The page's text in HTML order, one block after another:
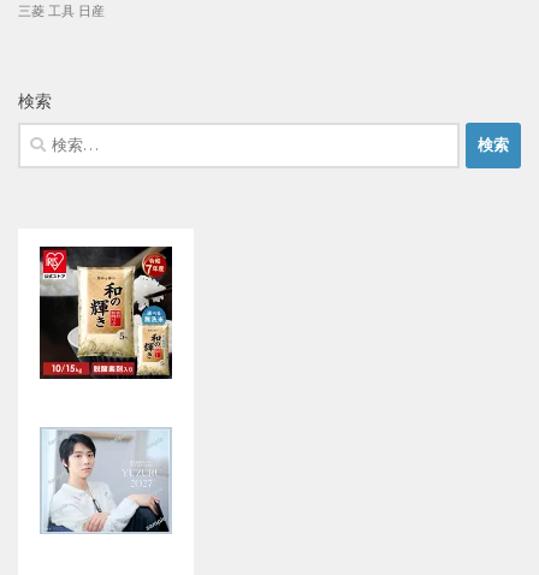
三菱 工具 日産
検索
検
索: